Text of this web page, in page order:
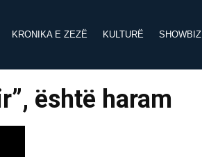
KRONIKA E ZEZË KULTURË SHOWBIZ
është haram